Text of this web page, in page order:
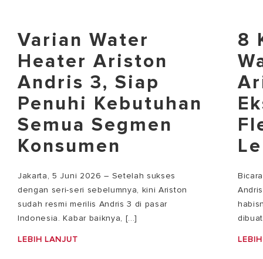
Varian Water
Heater Ariston
Andris 3, Siap
Penuhi Kebutuhan
Semua Segmen
Konsumen
Jakarta, 5 Juni 2026 – Setelah sukses
dengan seri-seri sebelumnya, kini Ariston
sudah resmi merilis Andris 3 di pasar
Indonesia. Kabar baiknya, [...]
LEBIH LANJUT
8